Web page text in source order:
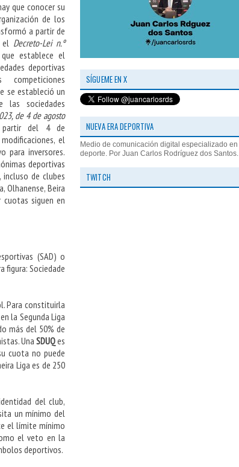
que conocer su
de los
a partir de
el Decreto-Lei n.º
establece el
deportivas
se estableció un
las sociedades
de 4 de agosto
del 4 de
el
para inversores.
deportivas
de clubes
Olhanense, Beira
siguen en
(SAD) o
figura: Sociedade
Para constituirla
la Segunda Liga
más del 50% de
Una SDUQes
cuota no puede
Liga es de 250
del club,
un mínimo del
el límite mínimo
el veto en la
deportivos.
SÍGUEME EN X
NUEVA ERA DEPORTIVA
Medio de comunicación digital especializado en
deporte. Por Juan Carlos Rodríguez dos Santos.
TWITCH